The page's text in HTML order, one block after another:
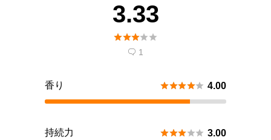
3.33

 1
香り  4.00
持続力  3.00